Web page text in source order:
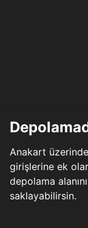
Anakart
girişlerine ek
depolama
saklayabilirsin.